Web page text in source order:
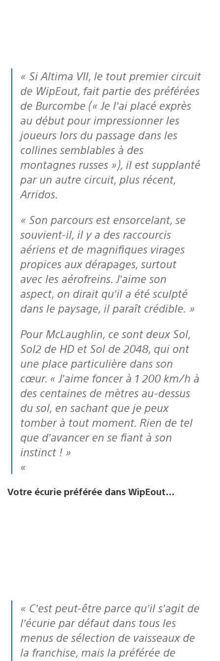
« Si Altima VII, le tout premier circuit
de WipEout, fait partie des préférées
de Burcombe (« Je l’ai placé exprès
au début pour impressionner les
joueurs lors du passage dans les
collines semblables à des
montagnes russes »), il est supplanté
par un autre circuit, plus récent,
Arridos.
« Son parcours est ensorcelant, se
souvient-il, il y a des raccourcis
aériens et de magnifiques virages
propices aux dérapages, surtout
avec les aérofreins. J’aime son
aspect, on dirait qu’il a été sculpté
dans le paysage, il paraît crédible. »
Pour McLaughlin, ce sont deux Sol,
Sol2 de HD et Sol de 2048, qui ont
une place particulière dans son
cœur. « J’aime foncer à 1 200 km/h à
des centaines de mètres au-dessus
du sol, en sachant que je peux
tomber à tout moment. Rien de tel
que d’avancer en se fiant à son
instinct ! »
«
Votre écurie préférée dans WipEout…
« C’est peut-être parce qu’il s’agit de
l’écurie par défaut dans tous les
menus de sélection de vaisseaux de
la franchise, mais la préférée de